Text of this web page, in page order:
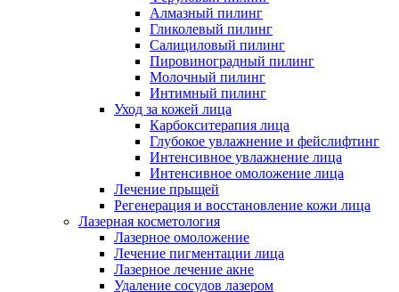
Алмазный пилинг
Гликолевый пилинг
Салициловый пилинг
Пировиноградный пилинг
Молочный пилинг
Интимный пилинг
Уход за кожей лица
Карбокситерапия лица
Глубокое увлажнение и фейслифтинг
Интенсивное увлажнение лица
Интенсивное омоложение лица
Лечение прыщей
Регенерация и восстановление кожи лица
Лазерная косметология
Лазерное омоложение
Лечение пигментации лица
Лазерное лечение акне
Удаление сосудов лазером